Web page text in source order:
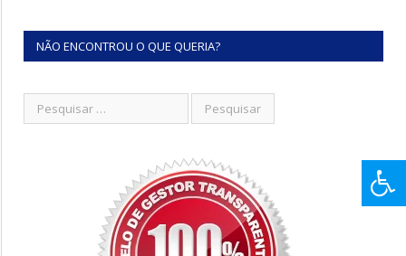
NÃO ENCONTROU O QUE QUERIA?